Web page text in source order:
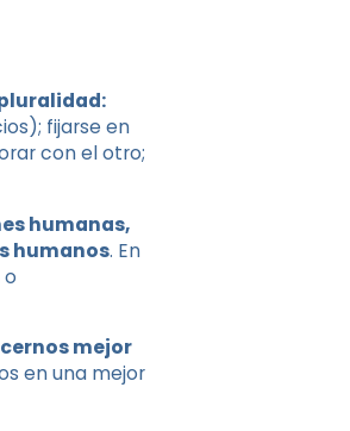
fijarse en
con el otro;
humanas,
humanos. En
mejor
en una mejor